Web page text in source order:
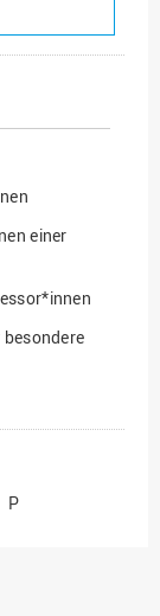
einer
im
P